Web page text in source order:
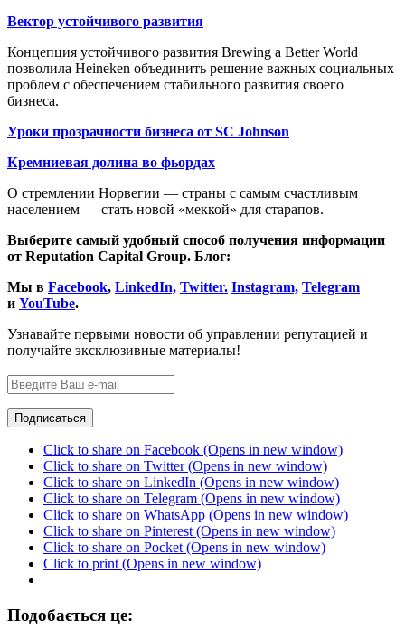
Вектор устойчивого развития
Концепция устойчивого развития Brewing a Better World
позволила Heineken объединить решение важных социальных
проблем с обеспечением стабильного развития своего
бизнеса.
Уроки прозрачности бизнеса от SC Johnson
Кремниевая долина во фьордах
О стремлении Норвегии — страны с самым счастливым
населением — стать новой «меккой» для старапов.
Выберите самый удобный способ получения информации
от Reputation Capital Group. Блог:
Мы в Facebook, LinkedIn, Twitter. Instagram, Telegram
и YouTube.
Узнавайте первыми новости об управлении репутацией и
получайте эксклюзивные материалы!
Click to share on Facebook (Opens in new window)
Click to share on Twitter (Opens in new window)
Click to share on LinkedIn (Opens in new window)
Click to share on Telegram (Opens in new window)
Click to share on WhatsApp (Opens in new window)
Click to share on Pinterest (Opens in new window)
Click to share on Pocket (Opens in new window)
Click to print (Opens in new window)
Подобається це: